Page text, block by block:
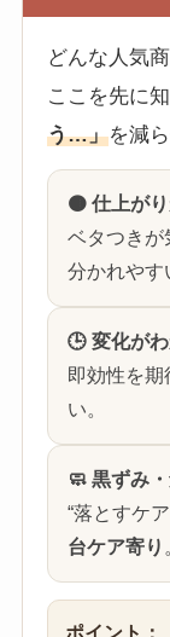
どんな人気
ここを先に
う…」を減ら
🟤 仕上が
ベタつきが
分かれやす
🕒 変化が
即効性を
い。
🧼 黒ずみ
“落とすケ
台ケア寄り